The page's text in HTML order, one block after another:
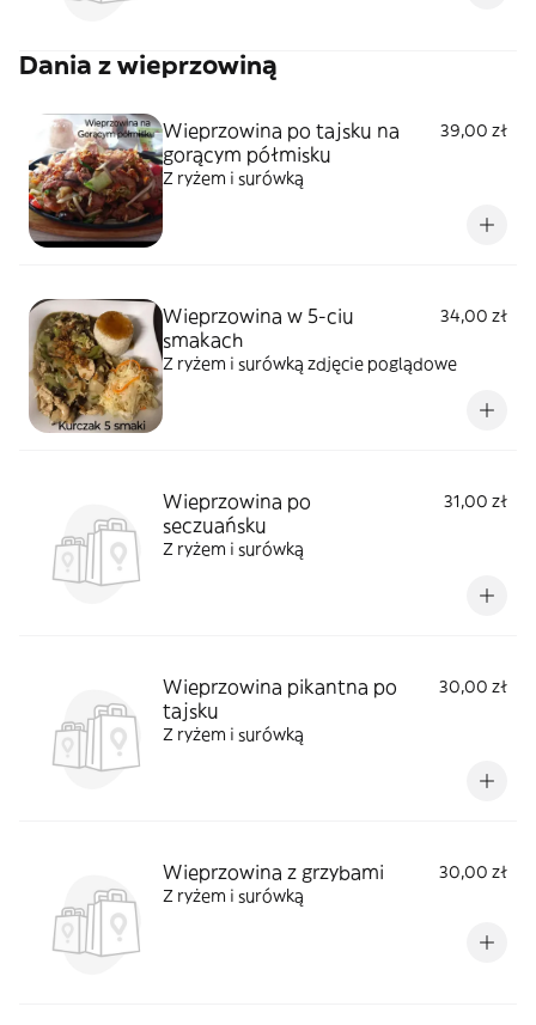
Dania z wieprzowiną
Wieprzowina po tajsku na
gorącym półmisku
39,00 zł
Z ryżem i surówką
Wieprzowina w 5-ciu
smakach
34,00 zł
Z ryżem i surówką zdjęcie poglądowe
Wieprzowina po
seczuańsku
31,00 zł
Z ryżem i surówką
Wieprzowina pikantna po
tajsku
30,00 zł
Z ryżem i surówką
Wieprzowina z grzybami
30,00 zł
Z ryżem i surówką